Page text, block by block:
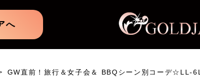
へ
GW直前！旅行＆女子会＆ BBQシーン別コーデ☆LL-6L